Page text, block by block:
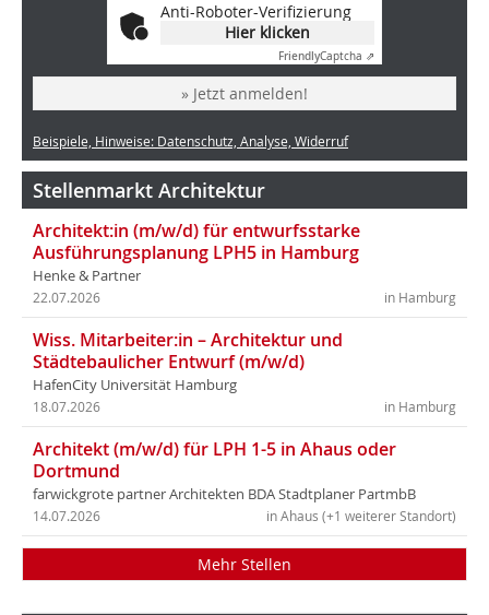
Anti-Roboter-Verifizierung
Hier klicken
FriendlyCaptcha ⇗
» Jetzt anmelden!
Beispiele, Hinweise: Datenschutz, Analyse, Widerruf
Stellenmarkt Architektur
Architekt:in (m/w/d) für entwurfsstarke
Ausführungsplanung LPH5 in Hamburg
Henke & Partner
in Hamburg
22.07.2026
Wiss. Mitarbeiter:in – Architektur und
Städtebaulicher Entwurf (m/w/d)
HafenCity Universität Hamburg
in Hamburg
18.07.2026
Architekt (m/w/d) für LPH 1-5 in Ahaus oder
Dortmund
farwickgrote partner Architekten BDA Stadtplaner PartmbB
in Ahaus (+1 weiterer Standort)
14.07.2026
Mehr Stellen